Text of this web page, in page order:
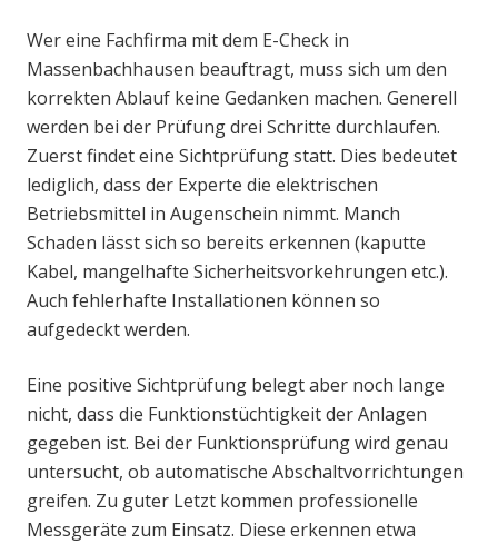
Wer eine Fachfirma mit dem E-Check in
Massenbachhausen beauftragt, muss sich um den
korrekten Ablauf keine Gedanken machen. Generell
werden bei der Prüfung drei Schritte durchlaufen.
Zuerst findet eine Sichtprüfung statt. Dies bedeutet
lediglich, dass der Experte die elektrischen
Betriebsmittel in Augenschein nimmt. Manch
Schaden lässt sich so bereits erkennen (kaputte
Kabel, mangelhafte Sicherheitsvorkehrungen etc.).
Auch fehlerhafte Installationen können so
aufgedeckt werden.
Eine positive Sichtprüfung belegt aber noch lange
nicht, dass die Funktionstüchtigkeit der Anlagen
gegeben ist. Bei der Funktionsprüfung wird genau
untersucht, ob automatische Abschaltvorrichtungen
greifen. Zu guter Letzt kommen professionelle
Messgeräte zum Einsatz. Diese erkennen etwa